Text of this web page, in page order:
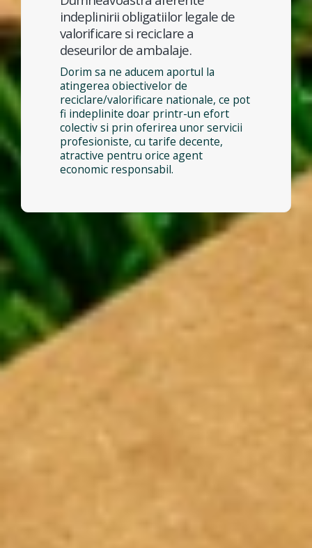
indeplinirii obligatiilor legale de
valorificare si reciclare a
deseurilor de ambalaje.
Dorim sa ne aducem aportul la
atingerea obiectivelor de
reciclare/valorificare nationale, ce pot
fi indeplinite doar printr-un efort
colectiv si prin oferirea unor servicii
profesioniste, cu tarife decente,
atractive pentru orice agent
economic responsabil.